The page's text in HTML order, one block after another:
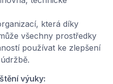
která díky
všechny prostředky
používat ke zlepšení
výuky: